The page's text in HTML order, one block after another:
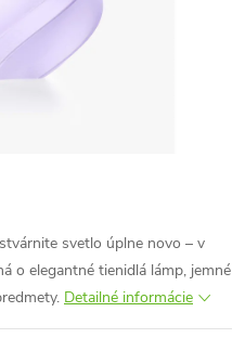
stvárnite svetlo úplne novo – v
o elegantné tienidlá lámp, jemné
Detailné informácie